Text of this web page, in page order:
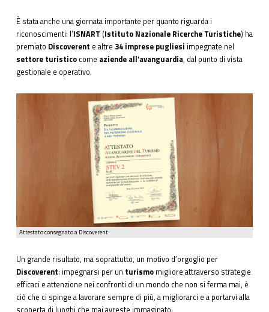
È stata anche una giornata importante per quanto riguarda i
riconoscimenti: l’ISNART (Istituto Nazionale Ricerche Turistiche) ha
premiato Discoverent e altre 34 imprese pugliesi impegnate nel
settore turisticocome aziende all’avanguardia, dal punto di vista
gestionale e operativo.
Attestato consegnato a Discoverent
Un grande risultato, ma soprattutto, un motivo d’orgoglio per
Discoverent: impegnarsi per un turismo migliore attraverso strategie
efficaci e attenzione nei confronti di un mondo che non si ferma mai, è
ciò che ci spinge a lavorare sempre di più, a migliorarci e a portarvi alla